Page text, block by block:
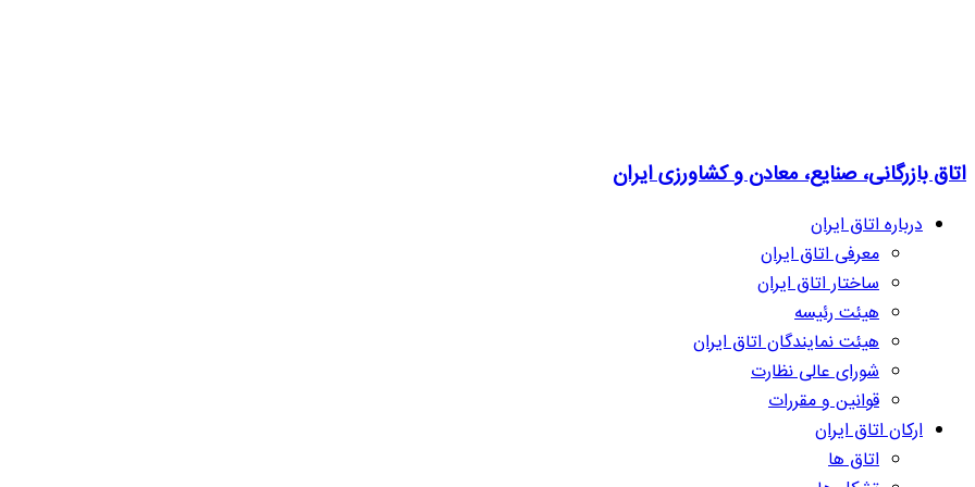
اتاق بازرگانی، صنایع، معادن و کشاورزی ایران
درباره اتاق ایران
معرفی اتاق ایران
ساختار اتاق ایران
هیئت رئیسه
هیئت نمایندگان اتاق ایران
شورای عالی نظارت
قوانین و مقررات
ارکان اتاق ایران
اتاق ها